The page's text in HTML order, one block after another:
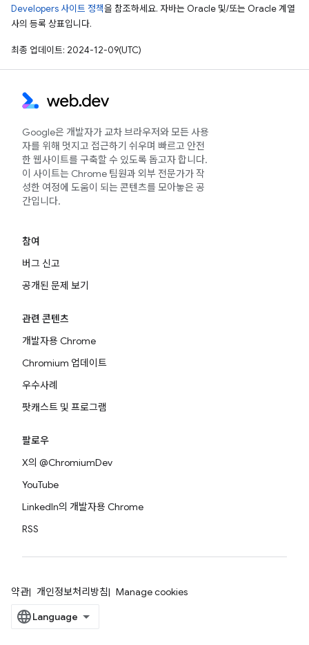
Developers 사이트 정책을 참조하세요. 자바는 Oracle 및/또는 Oracle 계열
사의 등록 상표입니다.
최종 업데이트: 2024-12-09(UTC)
Google은 개발자가 교차 브라우저와 모든 사용
자를 위해 멋지고 접근하기 쉬우며 빠르고 안전
한 웹사이트를 구축할 수 있도록 돕고자 합니다.
이 사이트는 Chrome 팀원과 외부 전문가가 작
성한 여정에 도움이 되는 콘텐츠를 모아놓은 공
간입니다.
참여
버그 신고
공개된 문제 보기
관련 콘텐츠
개발자용 Chrome
Chromium 업데이트
우수사례
팟캐스트 및 프로그램
팔로우
X의 @ChromiumDev
YouTube
LinkedIn의 개발자용 Chrome
RSS
약관 개인정보처리방침 Manage cookies